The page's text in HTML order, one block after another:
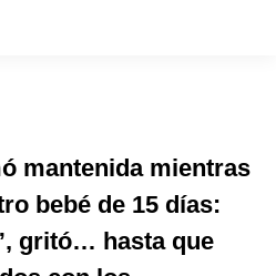
mantenida mientras
bebé de 15 días:
gritó… hasta que